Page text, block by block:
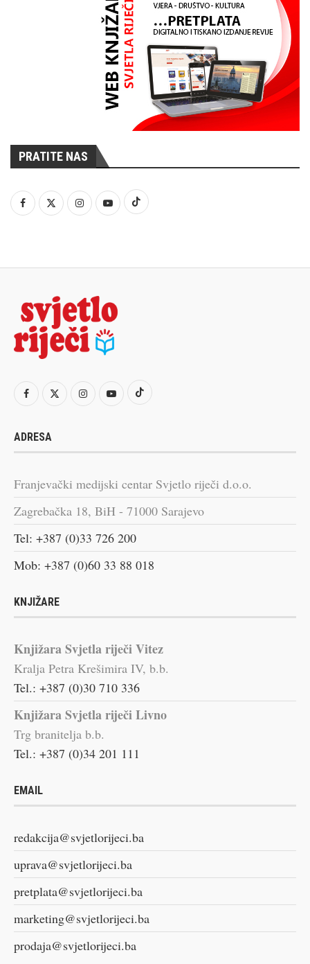
PRATITE NAS
ADRESA
Franjevački medijski centar Svjetlo riječi d.o.o.
Zagrebačka 18, BiH - 71000 Sarajevo
Tel: +387 (0)33 726 200
Mob: +387 (0)60 33 88 018
KNJIŽARE
Knjižara Svjetla riječi Vitez
Kralja Petra Krešimira IV, b.b.
Tel.: +387 (0)30 710 336
Knjižara Svjetla riječi Livno
Trg branitelja b.b.
Tel.: +387 (0)34 201 111
EMAIL
redakcija@svjetlorijeci.ba
uprava@svjetlorijeci.ba
pretplata@svjetlorijeci.ba
marketing@svjetlorijeci.ba
prodaja@svjetlorijeci.ba